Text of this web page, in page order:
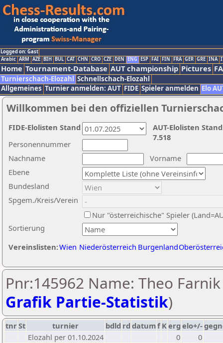
Logged on: Gast
Arabic ARM AZE BIH BUL CAT CHN CRO CZE DEN ENG ESP FAI FIN FRA GER GRE INA
Home Tournament-Database AUT championship Pictures
Turnierschach-Elozahl Schnellschach-Elozahl
Allgemeines Turnier anmelden: AUT FIDE Spieler anmelden Elo
Willkommen bei den offiziellen
Nachname
Vorname
Ebene
Sortierung
Personennummer
Bundesland
Spgem./Kreis/Verein
Nur "österreichische" Spieler
Vereinslisten:Wien Niederösterreich Burgenland
AUT-Elolisten
7.518
FIDE-Elolisten Stand
Pnr:145962 Name: Theo
Grafik Partie-Statistik)
tnrSt turnier bdld rd datumf Kerg elo+/-
Elozahl per 01.10.2024
0
0